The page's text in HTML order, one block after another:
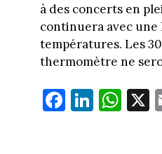
à des concerts en
continuera avec une
températures. Les
thermomètre ne
Fa
ce
Li
nk
W
ha
X